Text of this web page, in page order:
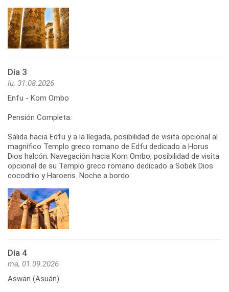
Día 3
lu, 31.08.2026
Enfu - Kom Ombo
Pensión Completa.
Salida hacia Edfu y a la llegada, posibilidad de visita opcional al
magnífico Templo greco romano de Edfu dedicado a Horus
Dios halcón. Navegación hacia Kom Ombo, posibilidad de visita
opcional de su Templo greco romano dedicado a Sobek Dios
cocodrilo y Haroeris. Noche a bordo.
Día 4
ma, 01.09.2026
Aswan (Asuán)